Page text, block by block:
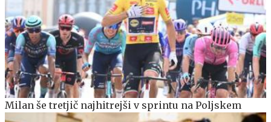
Milan še tretjič najhitrejši v sprintu na Poljskem